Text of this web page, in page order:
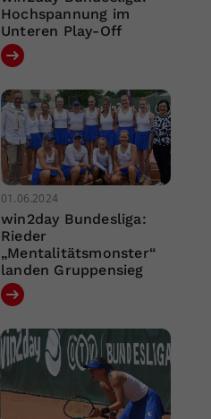
Hochspannung im
Unteren Play-Off
01.06.2024
win2day Bundesliga:
Rieder
„Mentalitätsmonster“
landen Gruppensieg